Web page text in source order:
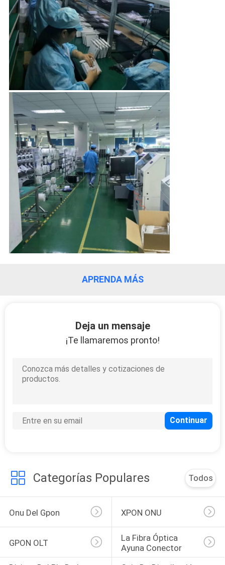
APRENDA MÁS
Deja un mensaje
¡Te llamaremos pronto!
Categorías Populares Todos
Onu Del Gpon XPON ONU
GPON OLT
La Fibra Óptica
Ayuna Conector